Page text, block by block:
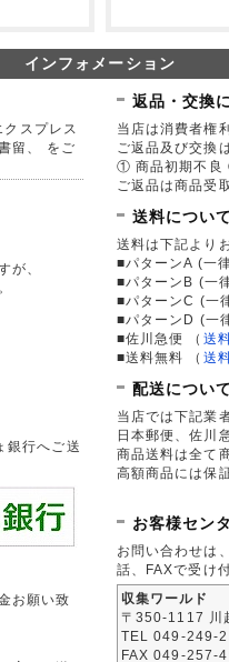
インフォメーション
スプレス
留、 をご
が、
銀行へご送
お願い致
返品・交換
当店は消費者権
ご返品及び交換
① 商品初期不
ご返品は商品受
送料について
送料は下記より
■パターンA (一
■パターンB (一
■パターンC (一
■パターンD (一
■佐川急便
（ 送
■送料無料
（ 送
配送について
当店では下記業
日本郵便、佐川
商品送料は全て
高額商品には保
お客様セン
お問い合わせは、
話、FAXで受け
収集ワールド
〒350-1117 川
TEL 049-249-
FAX 049-257-